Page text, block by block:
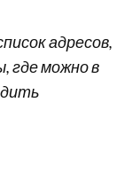
адресов,
где можно в